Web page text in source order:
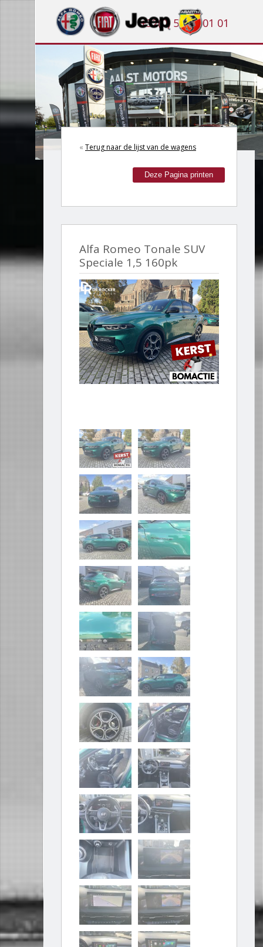
+32(0) 53 21 01 01
« Terug naar de lijst van de wagens
Deze Pagina printen
Alfa Romeo Tonale SUV
Speciale 1,5 160pk